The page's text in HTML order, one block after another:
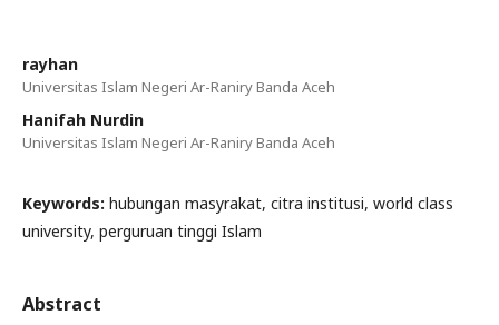
rayhan
Universitas Islam Negeri Ar-Raniry Banda Aceh
Hanifah Nurdin
Universitas Islam Negeri Ar-Raniry Banda Aceh
Keywords: hubungan masyrakat, citra institusi, world class
university, perguruan tinggi Islam
Abstract